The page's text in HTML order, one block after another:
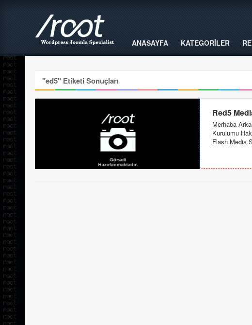
ANASAYFA KATEGORİLER
"ed5" Etiketi Sonuçları
Red5
Merhaba
Kurulumu
Flash Media